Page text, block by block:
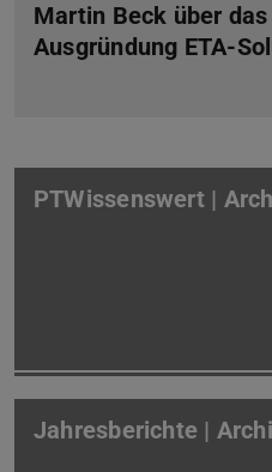
Martin Beck über
Ausgründung ETA-
PTWissenswert |
Jahresberichte |